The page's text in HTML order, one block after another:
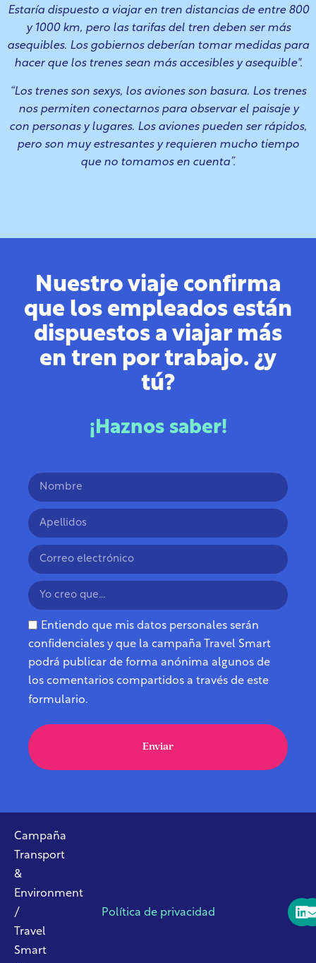
Estaría dispuesto a viajar en tren distancias de entre 800
y 1000 km, pero las tarifas del tren deben ser más
asequibles. Los gobiernos deberían tomar medidas para
hacer que los trenes sean más accesibles yasequible".
“Los trenes son sexys, los aviones son basura. Los trenes
nos permiten conectarnos para observar el paisaje y
con personas y lugares. Los aviones pueden ser rápidos,
pero son muy estresantes y requieren mucho tiempo
que no tomamos en cuenta”.
Nuestro viaje confirma
que los empleados están
dispuestos a viajar más
en tren por trabajo. ¿y
tú?
¡Haznos saber!
Entiendo que mis datos personales serán
confidenciales y que la campaña Travel Smart
podrá publicar de forma anónima algunos de
los comentarios compartidos a través de este
formulario.
Enviar
Campaña
Transport
&
Environment
/
Travel
Smart
Política de privacidad